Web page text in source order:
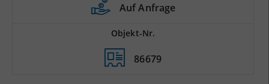
Auf Anfrage
Objekt-Nr.
86679